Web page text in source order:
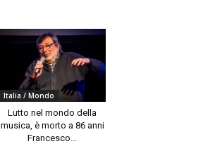
Italia / Mondo
Lutto nel mondo della
musica, è morto a 86 anni
Francesco...